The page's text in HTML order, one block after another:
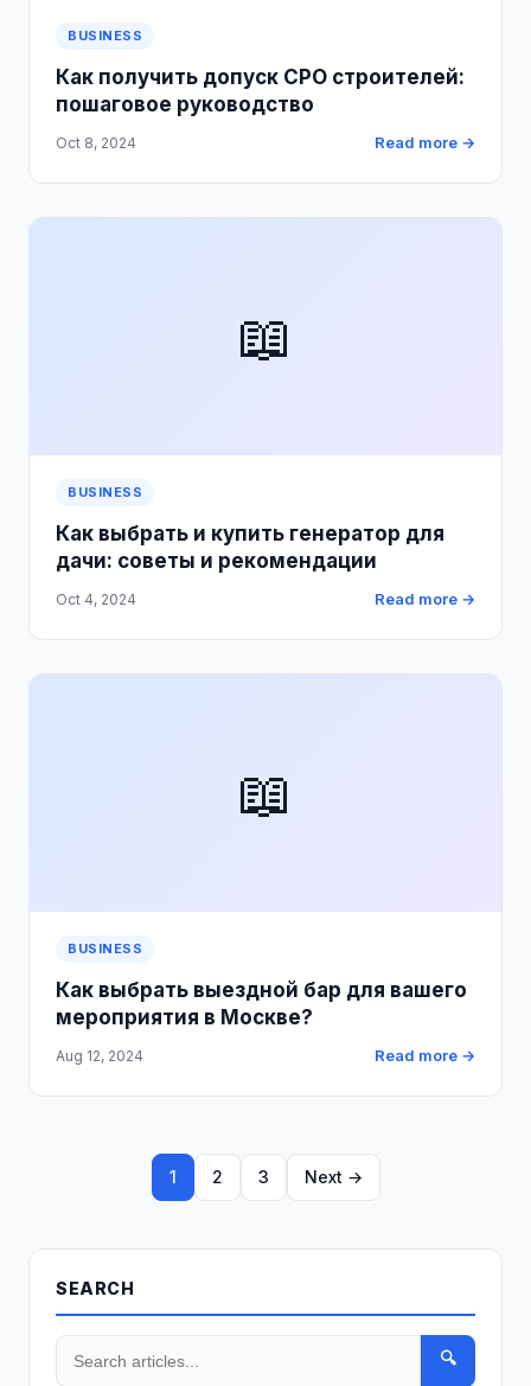
BUSINESS
Как получить допуск СРО строителей:
пошаговое руководство
Oct 8, 2024 Read more →
📖
BUSINESS
Как выбрать и купить генератор для
дачи: советы и рекомендации
Oct 4, 2024 Read more →
📖
BUSINESS
Как выбрать выездной бар для вашего
мероприятия в Москве?
Aug 12, 2024 Read more →
1 2 3 Next →
SEARCH
🔍